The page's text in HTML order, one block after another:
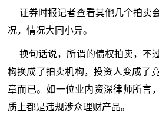
证券时报记者查看其他几个拍卖
况，情况大同小异。
换句话说，所谓的债权拍卖，不
构换成了拍卖机构，投资人变成了
章而已。如一位业内资深律师所言
质上都是违规涉众理财产品。